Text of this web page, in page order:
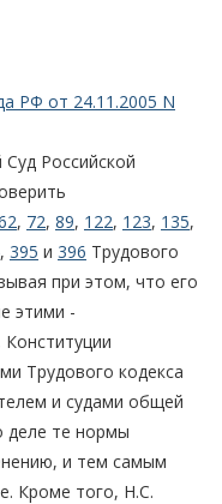
РФ от 24.11.2005 N
Российской
, 72, 89, 122, 123, 135,
, 395 и 396 Трудового
при этом, что его
этими -
Трудового кодекса
и судами общей
деле те нормы
и тем самым
Кроме того, Н.С.